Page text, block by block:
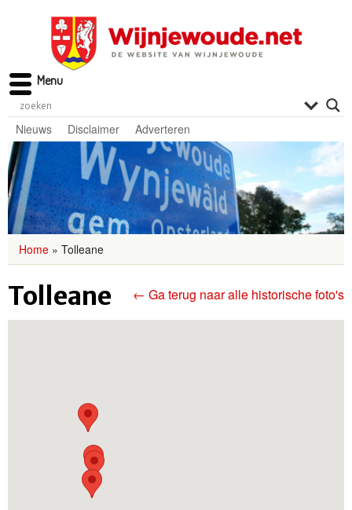
Nieuws Disclaimer Adverteren
Home » Tolleane
Tolleane ← Ga terug naar alle historische foto's
Menu